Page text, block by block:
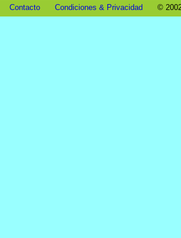
Contacto Condiciones & Privacidad ©